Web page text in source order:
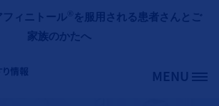
メインコンテンツに移動
ィニトール ® を服用される患者さんとご
家族のかたへ
MENU